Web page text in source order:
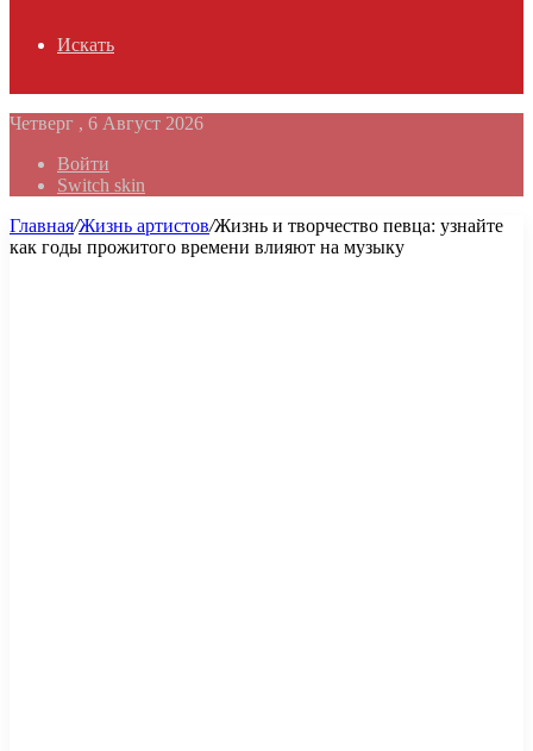
Искать
Четверг , 6 Август 2026
Войти
Switch skin
Главная/Жизнь артистов/Жизнь и творчество певца: узнайте
как годы прожитого времени влияют на музыку